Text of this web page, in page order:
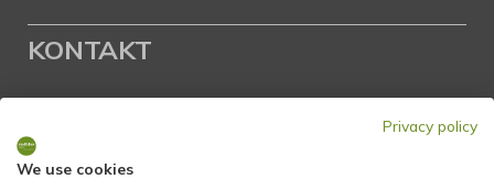
KONTAKT
Glockengasse 2
65199 Wiesbaden
Privacy policy
We use cookies